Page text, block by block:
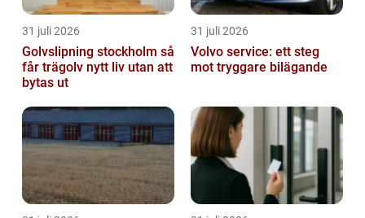
31 juli 2026
Golvslipning stockholm så
får trägolv nytt liv utan att
bytas ut
31 juli 2026
Volvo service: ett steg
mot tryggare bilägande